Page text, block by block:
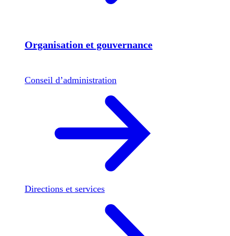
Organisation et gouvernance
Conseil d’administration
Directions et services